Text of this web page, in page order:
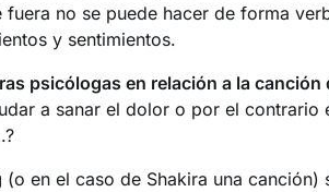
no se puede hacer de forma
y sentimientos.
psicólogas en relación a la canción
a sanar el dolor o por el contrario
(o en el caso de Shakira una canción)